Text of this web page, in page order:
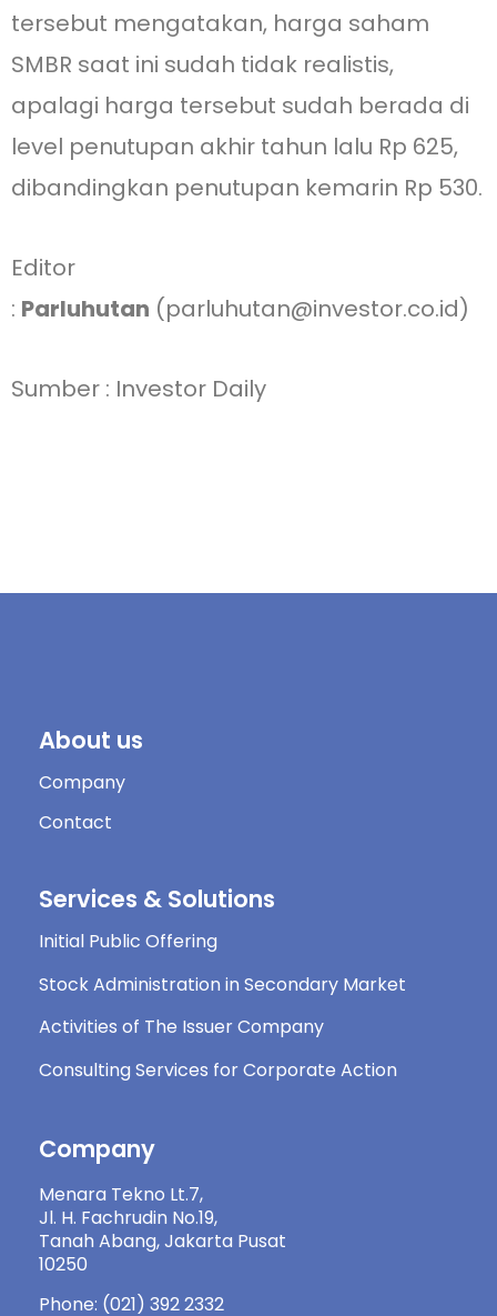
tersebut mengatakan, harga saham
SMBR saat ini sudah tidak realistis,
apalagi harga tersebut sudah berada di
level penutupan akhir tahun lalu Rp 625,
dibandingkan penutupan kemarin Rp 530.
Editor
: Parluhutan (parluhutan@investor.co.id)
Sumber : Investor Daily
About us
Company
Contact
Services & Solutions
Initial Public Offering
Stock Administration in Secondary Market
Activities of The Issuer Company
Consulting Services for Corporate Action
Company
Menara Tekno Lt.7,
Jl. H. Fachrudin No.19,
Tanah Abang, Jakarta Pusat
10250
Phone: (021) 392 2332